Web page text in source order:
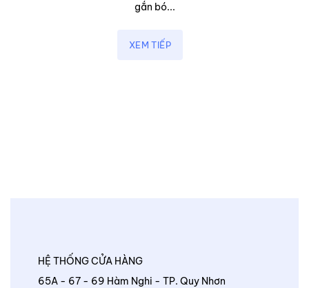
gắn bó...
XEM TIẾP
HỆ THỐNG CỬA HÀNG
65A - 67 - 69 Hàm Nghi - TP. Quy Nhơn